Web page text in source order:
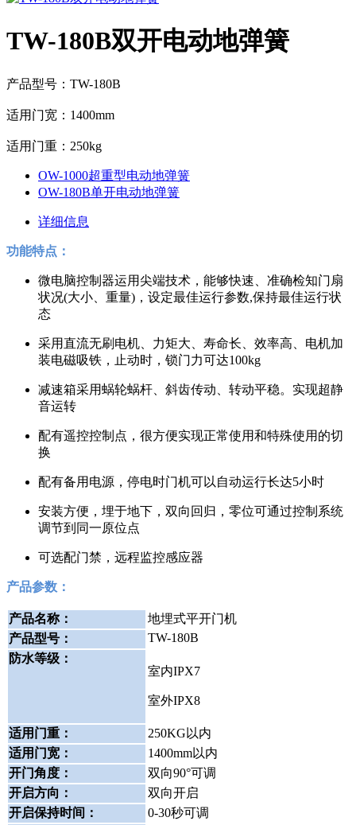
TW-180B双开电动地弹簧
产品型号：TW-180B
适用门宽：1400mm
适用门重：250kg
OW-1000超重型电动地弹簧
OW-180B单开电动地弹簧
详细信息
功能特点：
微电脑控制器运用尖端技术，能够快速、准确检知门扇
状况(大小、重量)，设定最佳运行参数,保持最佳运行状
态
采用直流无刷电机、力矩大、寿命长、效率高、电机加
装电磁吸铁，止动时，锁门力可达100kg
减速箱采用蜗轮蜗杆、斜齿传动、转动平稳。实现超静
音运转
配有遥控控制点，很方便实现正常使用和特殊使用的切
换
配有备用电源，停电时门机可以自动运行长达5小时
安装方便，埋于地下，双向回归，零位可通过控制系统
调节到同一原位点
可选配门禁，远程监控感应器
产品参数：
产品名称：
地埋式平开门机
产品型号：
TW-180B
防水等级：
室内IPX7
室外IPX8
适用门重：
250KG以内
适用门宽：
1400mm以内
开门角度：
双向90°可调
开启方向：
双向开启
开启保持时间：
0-30秒可调